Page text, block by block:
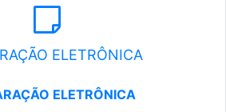
ELETRÔNICA
ELETRÔNICA